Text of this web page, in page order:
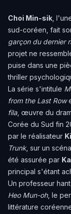
Choi Min-sik ,
sud-coréen, fait
garçon du dernier
projet ne
puise dans une
thriller
La série s'intitule
from the Last Row
fila , œuvre du
Corée du Sud fin
par le réalisateur
Trunk, sur un
été assurée par
principal s'étant
Un professeur
Heo Mun-oh, le
littérature